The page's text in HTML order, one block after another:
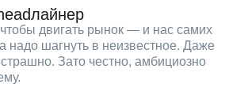
двигать рынок — и нас самих
надо шагнуть в неизвестное. Даже
Зато честно, амбициозно